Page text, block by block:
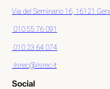
Via del Seminario 16, 16121
010 55 76 091
010 23 64 074
ilsrec@ilsrec.it
Social